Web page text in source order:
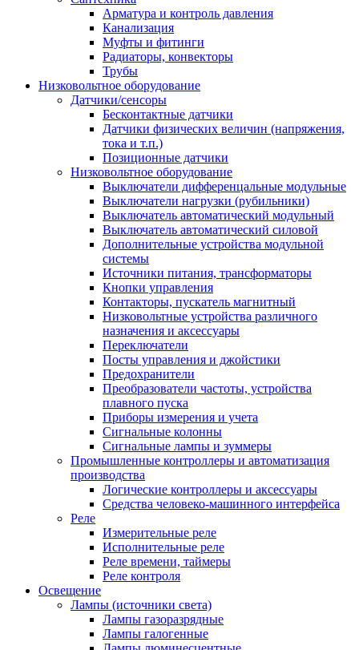
Арматура и контроль давления
Канализация
Муфты и фитинги
Радиаторы, конвекторы
Трубы
Низковольтное оборудование
Датчики/сенсоры
Бесконтактные датчики
Датчики физических величин (напряжения,
тока и т.п.)
Позиционные датчики
Низковольтное оборудование
Выключатели дифференцальные модульные
Выключатели нагрузки (рубильники)
Выключатель автоматический модульный
Выключатель автоматический силовой
Дополнительные устройства модульной
системы
Источники питания, трансформаторы
Кнопки управления
Контакторы, пускатель магнитный
Низковольтные устройства различного
назначения и аксессуары
Переключатели
Посты управления и джойстики
Предохранители
Преобразователи частоты, устройства
плавного пуска
Приборы измерения и учета
Сигнальные колонны
Сигнальные лампы и зуммеры
Промышленные контроллеры и автоматизация
производства
Логические контроллеры и аксессуары
Средства человеко-машинного интерфейса
Реле
Измерительные реле
Исполнительные реле
Реле времени, таймеры
Реле контроля
Освещение
Лампы (источники света)
Лампы газоразрядные
Лампы галогенные